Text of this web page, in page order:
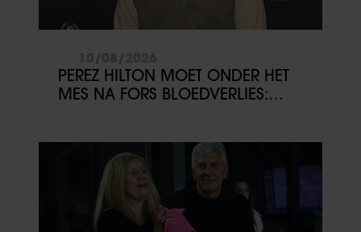
PEREZ HILTON MOET ONDER HET
MES NA FORS BLOEDVERLIES: